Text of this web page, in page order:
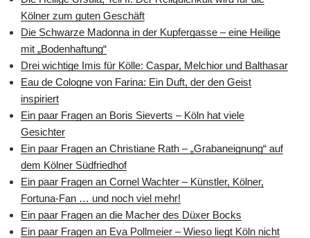
Kölner zum guten Geschäft
Die Schwarze Madonna in der Kupfergasse – eine Heilige
mit „Bodenhaftung“
Drei wichtige Imis für Kölle: Caspar, Melchior und Balthasar
Eau de Cologne von Farina: Ein Duft, der den Geist
inspiriert
Ein paar Fragen an Boris Sieverts – Köln hat viele
Gesichter
Ein paar Fragen an Christiane Rath – „Grabaneignung“ auf
dem Kölner Südfriedhof
Ein paar Fragen an Cornel Wachter – Künstler, Kölner,
Fortuna-Fan … und noch viel mehr!
Ein paar Fragen an die Macher des Düxer Bocks
Ein paar Fragen an Eva Pollmeier – Wieso liegt Köln nicht